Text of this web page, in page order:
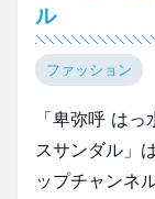
ル
ファッション
「卑弥呼 は
スサンダル」
ップチャンネ